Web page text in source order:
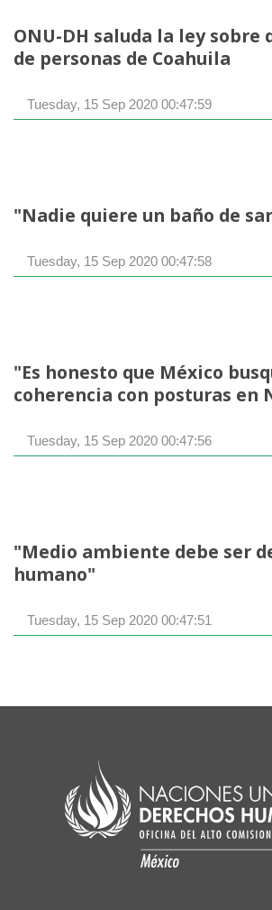
ONU-DH saluda la ley sobre
de personas de Coahuila
Tuesday, 15 Sep 2020 00:47:59
"Nadie quiere un baño de
Tuesday, 15 Sep 2020 00:47:58
"Es honesto que México
coherencia con posturas en
Tuesday, 15 Sep 2020 00:47:56
"Medio ambiente debe ser
humano"
Tuesday, 15 Sep 2020 00:47:51